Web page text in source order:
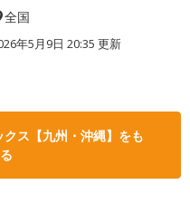
全国
年5月9日 20:35 更新
ス【九州・沖縄】をも